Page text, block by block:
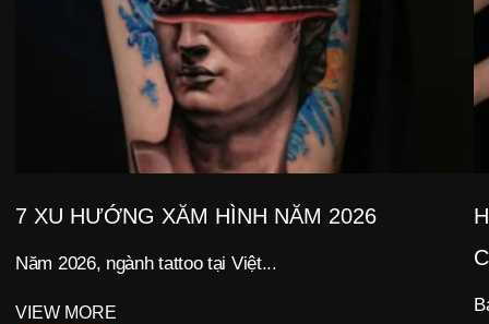
7 XU HƯỚNG XĂM HÌNH NĂM 2026
Năm 2026, ngành tattoo tại Việt...
VIEW MORE